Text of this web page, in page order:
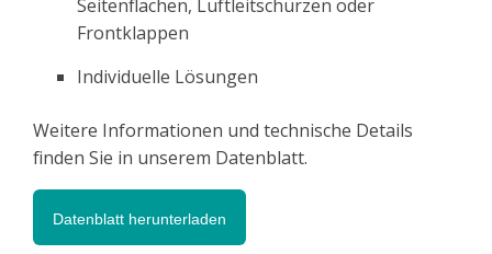
Seitenflächen, Luftleitschürzen oder
Frontklappen
Individuelle Lösungen
Weitere Informationen und technische Details
finden Sie in unserem Datenblatt.
Datenblatt herunterladen